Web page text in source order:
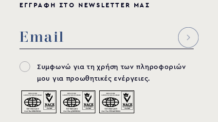
ΕΓΓΡΑΦΗ ΣΤΟ NEWSLETTER ΜΑΣ
Συμφωνώ για τη χρήση των πληροφοριών
μου για προωθητικές ενέργειες.